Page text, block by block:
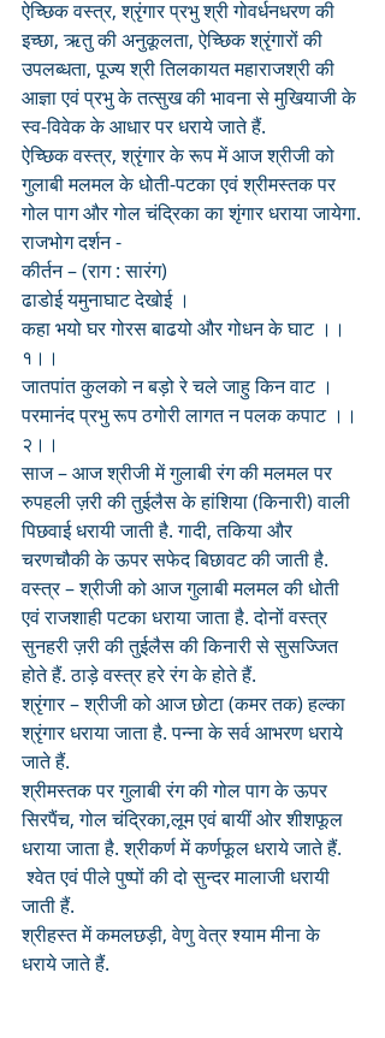
ऐच्छिक वस्त्र, श्रृंगार प्रभु श्री गोवर्धनधरण की
इच्छा, ऋतु की अनुकूलता, ऐच्छिक श्रृंगारों की
उपलब्धता, पूज्य श्री तिलकायत महाराजश्री की
आज्ञा एवं प्रभु के तत्सुख की भावना से मुखियाजी के
स्व-विवेक के आधार पर धराये जाते हैं.
ऐच्छिक वस्त्र, श्रृंगार के रूप में आज श्रीजी को
गुलाबी मलमल के धोती-पटका एवं श्रीमस्तक पर
गोल पाग और गोल चंद्रिका का शृंगार धराया जायेगा.
राजभोग दर्शन -
कीर्तन – (राग : सारंग)
ढाडोई यमुनाघाट देखोई ।
कहा भयो घर गोरस बाढयो और गोधन के घाट ।।
१।।
जातपांत कुलको न बड़ो रे चले जाहु किन वाट ।
परमानंद प्रभु रूप ठगोरी लागत न पलक कपाट ।।
२।।
साज – आज श्रीजी में गुलाबी रंग की मलमल पर
रुपहली ज़री की तुईलैस के हांशिया (किनारी) वाली
पिछवाई धरायी जाती है. गादी, तकिया और
चरणचौकी के ऊपर सफेद बिछावट की जाती है.
वस्त्र – श्रीजी को आज गुलाबी मलमल की धोती
एवं राजशाही पटका धराया जाता है. दोनों वस्त्र
सुनहरी ज़री की तुईलैस की किनारी से सुसज्जित
होते हैं. ठाड़े वस्त्र हरे रंग के होते हैं.
श्रृंगार – श्रीजी को आज छोटा (कमर तक) हल्का
श्रृंगार धराया जाता है. पन्ना के सर्व आभरण धराये
जाते हैं.
श्रीमस्तक पर गुलाबी रंग की गोल पाग के ऊपर
सिरपैंच, गोल चंद्रिका,लूम एवं बायीं ओर शीशफूल
धराया जाता है. श्रीकर्ण में कर्णफूल धराये जाते हैं.
श्वेत एवं पीले पुष्पों की दो सुन्दर मालाजी धरायी
जाती हैं.
श्रीहस्त में कमलछड़ी, वेणु वेत्र श्याम मीना के
धराये जाते हैं.